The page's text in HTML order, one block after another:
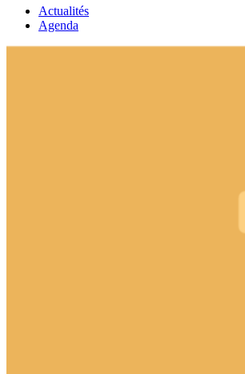
Actualités
Agenda